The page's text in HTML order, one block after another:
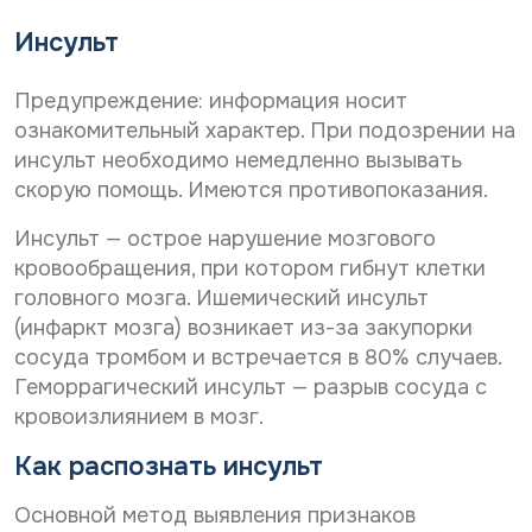
Инсульт
Предупреждение: информация носит
ознакомительный характер. При подозрении на
инсульт необходимо немедленно вызывать
скорую помощь. Имеются противопоказания.
Инсульт — острое нарушение мозгового
кровообращения, при котором гибнут клетки
головного мозга. Ишемический инсульт
(инфаркт мозга) возникает из-за закупорки
сосуда тромбом и встречается в 80% случаев.
Геморрагический инсульт — разрыв сосуда с
кровоизлиянием в мозг.
Как распознать инсульт
Основной метод выявления признаков
о
г
л
а
с
и
е
н
а
о
б
р
а
б
т
к
у
е
данных
С
о
л
с
и
е
н
а
р
а
с
л
у
Даю согласие на получение информационной
рассылки
о
л
а
с
и
е
н
а
о
б
р
а
б
о
т
к
у
п
е
с
данных
Отправить
E-mail*
Дата выдачи направления*
Наименование направившего лечебного учреждения*
ФИО направившего врача, указанного в направлении*